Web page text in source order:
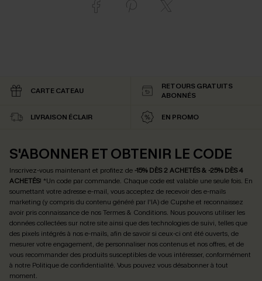
CARTE CATEAU
RETOURS GRATUITS
ABONNÉS
LIVRAISON ÉCLAIR EN PROMO
S'ABONNER ET OBTENIR LE CODE
Inscrivez-vous maintenant et profitez de -15% DÈS 2 ACHETÉS & -25% DÈS 4
ACHETÉS! *Un code par commande. Chaque code est valable une seule fois. En
soumettant votre adresse e-mail, vous acceptez de recevoir des e-mails
marketing (y compris du contenu généré par l'IA) de Cupshe et reconnaissez
avoir pris connaissance de nosTermes & Conditions. Nous pouvons utiliser les
données collectées sur notre site ainsi que des technologies de suivi, telles que
des pixels intégrés à nos e-mails, afin de savoir si ceux-ci ont été ouverts, de
mesurer votre engagement, de personnaliser nos contenus et nos offres, et de
vous recommander des produits susceptibles de vous intéresser, conformément
à notre Politique de confidentialité. Vous pouvez vous désabonner à tout
moment.